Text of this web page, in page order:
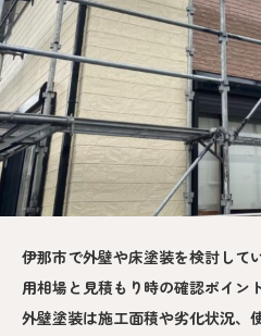
伊那市で外壁や床塗装を検討して
用相場と見積もり時の確認ポイン
外壁塗装は施工面積や劣化状況、